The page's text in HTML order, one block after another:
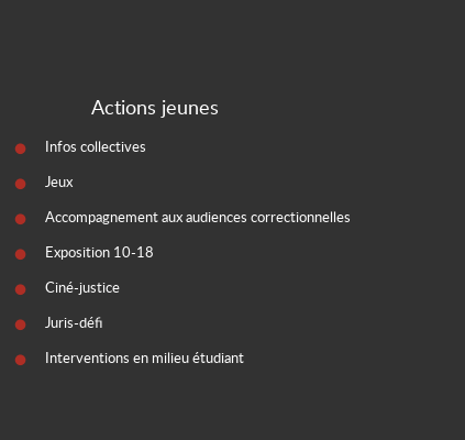
Actions jeunes
Infos collectives
Jeux
Accompagnement aux audiences correctionnelles
Exposition 10-18
Ciné-justice
Juris-défi
Interventions en milieu étudiant